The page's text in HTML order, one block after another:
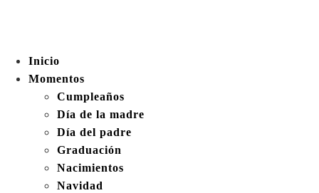
Inicio
Momentos
Cumpleaños
Día de la madre
Día del padre
Graduación
Nacimientos
Navidad